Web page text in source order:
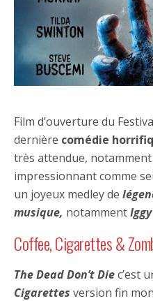
Film d’ouverture du
dernière comédie
très attendue,
impressionnant comme
un joyeux medley de
musique, notamment
Coffee, Cigarettes &
The Dead Don’t Diec’est
Cigarettes version fin